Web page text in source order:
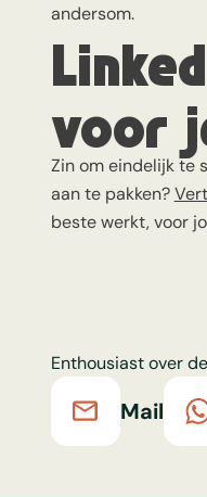
andersom.
voor
Zin om eindelijk te
aan te pakken?
beste werkt, voor
Enthousiast over
Mail